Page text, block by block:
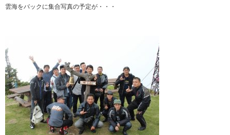
雲海をバックに集合写真の予定が・・・